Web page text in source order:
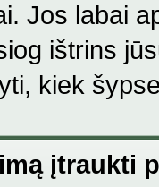
Jos labai
ištrins
kiek
įtraukti